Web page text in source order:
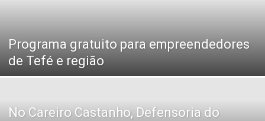
Programa gratuito para empreendedores
de Tefé e região
No Careiro Castanho, Defensoria do